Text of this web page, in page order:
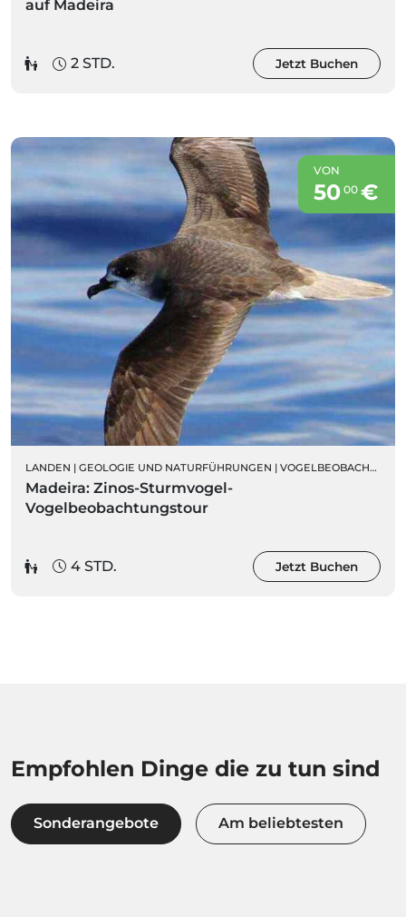
auf Madeira
2 STD. Jetzt Buchen
VON
50 00€
LANDEN | GEOLOGIE UND NATURFÜHRUNGEN | VOGELBEOBACHTUNG
Madeira: Zinos-Sturmvogel-
Vogelbeobachtungstour
4 STD. Jetzt Buchen
Empfohlen Dinge die zu tun sind
Sonderangebote Am beliebtesten